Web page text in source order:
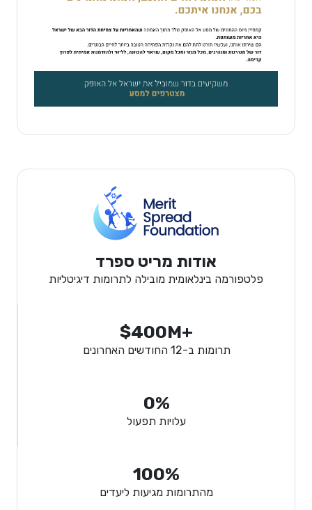
אודות מריט ספרד
פלטפורמה בינלאומית מובילה לתרומות דיגיטליות
$400M+
תרומות ב-12 החודשים האחרונים
0%
עלויות תפעול
100%
מהתרומות מגיעות ליעדים